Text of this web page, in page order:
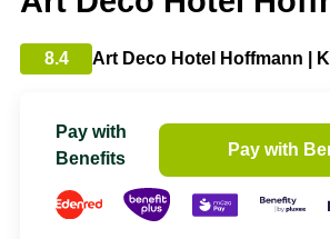
8.4 Art Deco Hotel Hoffmann |
Pay with
Benefits
Pay with